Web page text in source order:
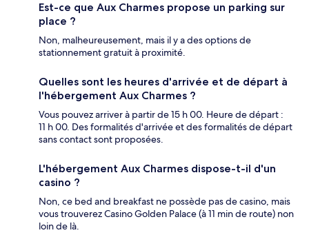
Est-ce que Aux Charmes propose un parking sur
place ?
Non, malheureusement, mais il y a des options de
stationnement gratuit à proximité.
Quelles sont les heures d'arrivée et de départ à
l'hébergement Aux Charmes ?
Vous pouvez arriver à partir de 15 h 00. Heure de départ :
11 h 00. Des formalités d'arrivée et des formalités de départ
sans contact sont proposées.
L'hébergement Aux Charmes dispose-t-il d'un
casino ?
Non, ce bed and breakfast ne possède pas de casino, mais
vous trouverez Casino Golden Palace (à 11 min de route) non
loin de là.